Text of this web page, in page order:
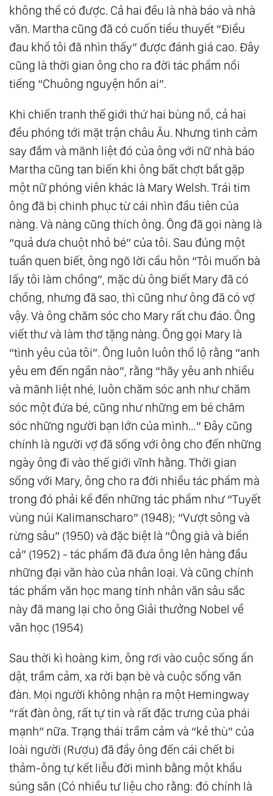
không thể có được. Cả hai đều là nhà báo và nhà
văn. Martha cũng đã có cuốn tiểu thuyết “Điều
đau khổ tôi đã nhìn thấy” được đánh giá cao. Đây
cũng là thời gian ông cho ra đời tác phẩm nổi
tiếng “Chuông nguyện hồn ai”.
Khi chiến tranh thế giới thứ hai bùng nổ, cả hai
đều phóng tới mặt trận châu Âu. Nhưng tình cảm
say đắm và mãnh liệt đó của ông với nữ nhà báo
Martha cũng tan biến khi ông bất chợt bắt gặp
một nữ phóng viên khác là Mary Welsh. Trái tim
ông đã bị chinh phục từ cái nhìn đầu tiên của
nàng. Và nàng cũng thích ông. Ông đã gọi nàng là
“quả dưa chuột nhỏ bé” của tôi. Sau đúng một
tuần quen biết, ông ngõ lời cầu hôn “Tôi muốn bà
lấy tôi làm chồng”, mặc dù ông biết Mary đã có
chồng, nhưng đã sao, thì cũng như ông đã có vợ
vậy. Và ông chăm sóc cho Mary rất chu đáo. Ông
viết thư và làm thơ tặng nàng. Ông gọi Mary là
“tình yêu của tôi”. Ông luôn luôn thổ lộ rằng “anh
yêu em đến ngần nào”, rằng “hãy yêu anh nhiều
và mãnh liệt nhé, luôn chăm sóc anh như chăm
sóc một đứa bé, cũng như những em bé chăm
sóc những người bạn lớn của mình…” Đây cũng
chính là người vợ đã sống với ông cho đến những
ngày ông đi vào thế giới vĩnh hằng. Thời gian
sống với Mary, ông cho ra đời nhiều tác phẩm mà
trong đó phải kể đến những tác phẩm như “Tuyết
vùng núi Kalimanscharo” (1948); “Vượt sông và
rừng sâu” (1950) và đặc biệt là “Ông già và biển
cả” (1952) - tác phẩm đã đưa ông lên hàng đầu
những đại văn hào của nhân loại. Và cũng chính
tác phẩm văn học mang tính nhân văn sâu sắc
này đã mang lại cho ông Giải thưởng Nobel về
văn học (1954)
Sau thời kì hoàng kim, ông rơi vào cuộc sống ẩn
dật, trầm cảm, xa rời bạn bè và cuộc sống văn
đàn. Mọi người không nhận ra một Hemingway
“rất đàn ông, rất tự tin và rất đặc trưng của phái
mạnh” nữa. Trạng thái trầm cảm và “kẻ thù” của
loài người (Rượu) đã đẩy ông đến cái chết bi
thảm-ông tự kết liễu đời mình bằng một khẩu
súng săn (Có nhiều tư liệu cho rằng: đó chính là